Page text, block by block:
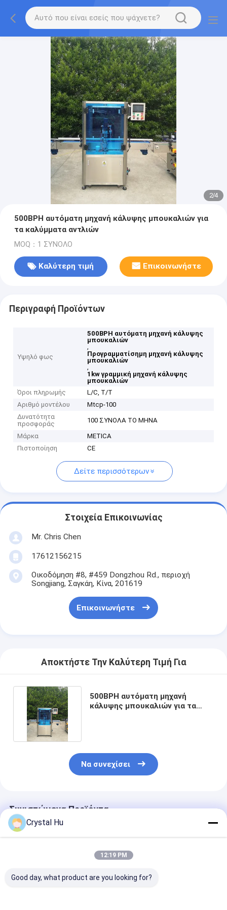
2/4
500BPH αυτόματη μηχανή κάλυψης μπουκαλιών για
τα καλύμματα αντλιών
MOQ：1 ΣΥΝΟΛΟ
Καλύτερη τιμή Επικοινωνήστε
Περιγραφή Προϊόντων
Υψηλό φως
500BPH αυτόματη μηχανή κάλυψης
μπουκαλιών
,
Προγραμματίσημη μηχανή κάλυψης
μπουκαλιών
,
1kw γραμμική μηχανή κάλυψης
μπουκαλιών
Όροι πληρωμής
L/C, T/T
Αριθμό μοντέλου
Mtcp-100
Δυνατότητα
προσφοράς
100 ΣΥΝΟΛΑ ΤΟ ΜΗΝΑ
Μάρκα
METICA
Πιστοποίηση
CE
Δείτε περισσότερων
Στοιχεία Επικοινωνίας
Mr. Chris Chen
17612156215
Οικοδόμηση #8, #459 Dongzhou Rd., περιοχή
Songjiang, Σαγκάη, Κίνα, 201619
Επικοινωνήστε
Αποκτήστε Την Καλύτερη Τιμή Για
500BPH αυτόματη μηχανή
κάλυψης μπουκαλιών για τα
Να συνεχίσει
Συνιστώμενα Προϊόντα
Crystal Hu
12:19 PM
Good day, what product are you looking for?